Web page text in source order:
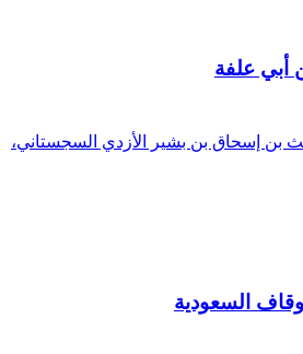
أبي علفة
بن إسحاق بن بشير الأزدي السجستاني،
السعودية